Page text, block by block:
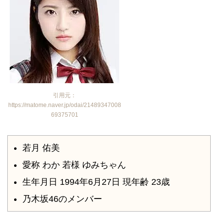
引用元：
https://matome.naver.jp/odai/21489347008
69375701
若月 佑美
愛称 わか 若様 ゆみちゃん
生年月日 1994年6月27日 現年齢 23歳
乃木坂46のメンバー